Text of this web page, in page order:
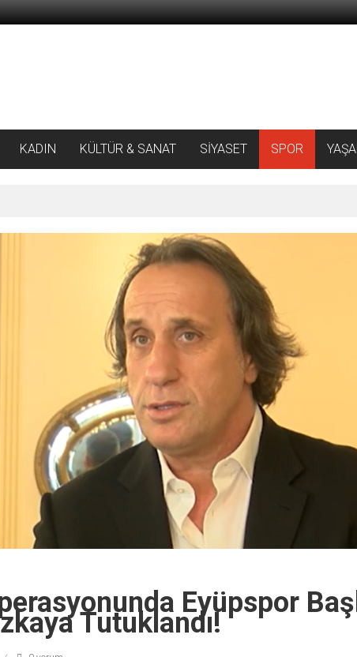
KADIN KÜLTÜR & SANAT SİYASET SPOR
Eyüpspor
Tutuklandı!